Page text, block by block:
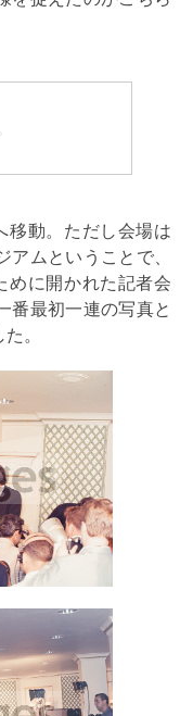
移動。ただし会場は
アムということで、
めに開かれた記者会
番最初一連の写真と
。